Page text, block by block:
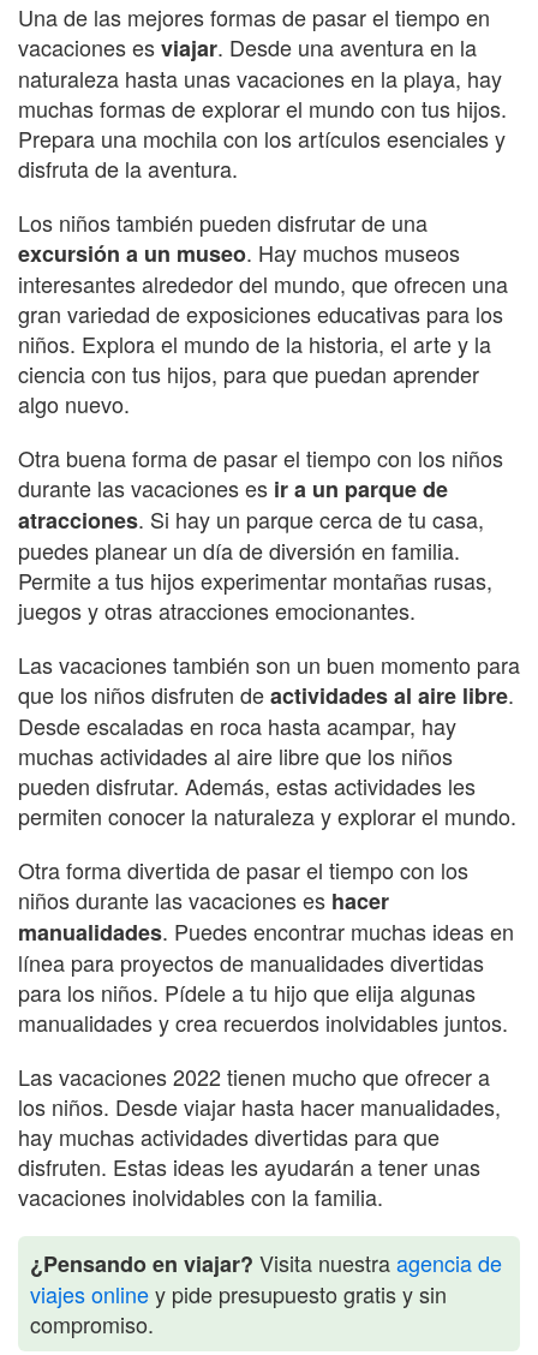
Una de las mejores formas de pasar el tiempo en
vacaciones esviajar. Desde una aventura en la
naturaleza hasta unas vacaciones en la playa, hay
muchas formas de explorar el mundo con tus hijos.
Prepara una mochila con los artículos esenciales y
disfruta de la aventura.
Los niños también pueden disfrutar de una
excursión a un museo. Hay muchos museos
interesantes alrededor del mundo, que ofrecen una
gran variedad de exposiciones educativas para los
niños. Explora el mundo de la historia, el arte y la
ciencia con tus hijos, para que puedan aprender
algo nuevo.
Otra buena forma de pasar el tiempo con los niños
durante las vacaciones es ir a un parque de
atracciones. Si hay un parque cerca de tu casa,
puedes planear un día de diversión en familia.
Permite a tus hijos experimentar montañas rusas,
juegos y otras atracciones emocionantes.
Las vacaciones también son un buen momento para
que los niños disfruten deactividades al aire libre.
Desde escaladas en roca hasta acampar, hay
muchas actividades al aire libre que los niños
pueden disfrutar. Además, estas actividades les
permiten conocer la naturaleza y explorar el mundo.
Otra forma divertida de pasar el tiempo con los
niños durante las vacaciones es hacer
manualidades. Puedes encontrar muchas ideas en
línea para proyectos de manualidades divertidas
para los niños. Pídele a tu hijo que elija algunas
manualidades y crea recuerdos inolvidables juntos.
Las vacaciones 2022 tienen mucho que ofrecer a
los niños. Desde viajar hasta hacer manualidades,
hay muchas actividades divertidas para que
disfruten. Estas ideas les ayudarán a tener unas
vacaciones inolvidables con la familia.
¿Pensando en viajar? Visita nuestraagencia de
viajes onliney pide presupuesto gratis y sin
compromiso.